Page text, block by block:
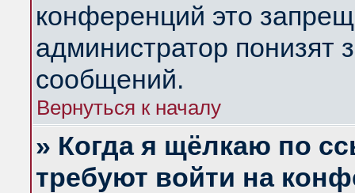
конференций это
администратор понизят
сообщений.
Вернуться к началу
» Когда я щёлкаю по
требуют войти на